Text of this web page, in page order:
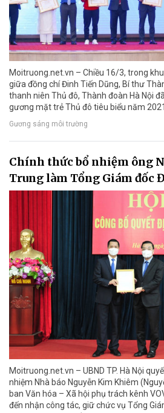
Moitruong.net.vn – Chiều 16/3, trong
giữa đồng chí Đinh Tiến Dũng, Bí thư
thanh niên Thủ đô, Thành đoàn Hà Nội
gương mặt trẻ Thủ đô tiêu biểu năm
Gương sáng môi trường
Chính thức bổ nhiệm ông
Trung làm Tổng Giám đốc
Moitruong.net.vn – UBND TP. Hà Nội
nhiệm Nhà báo Nguyễn Kim Khiêm
ban Văn hóa – Xã hội phụ trách kênh
đến nhận công tác, giữ chức vụ Tổng